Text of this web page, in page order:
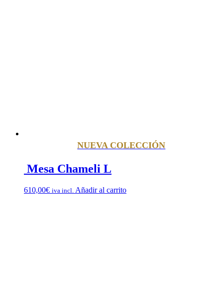
NUEVA COLECCIÓN
Mesa Chameli L
610,00€ iva incl. Añadir al carrito